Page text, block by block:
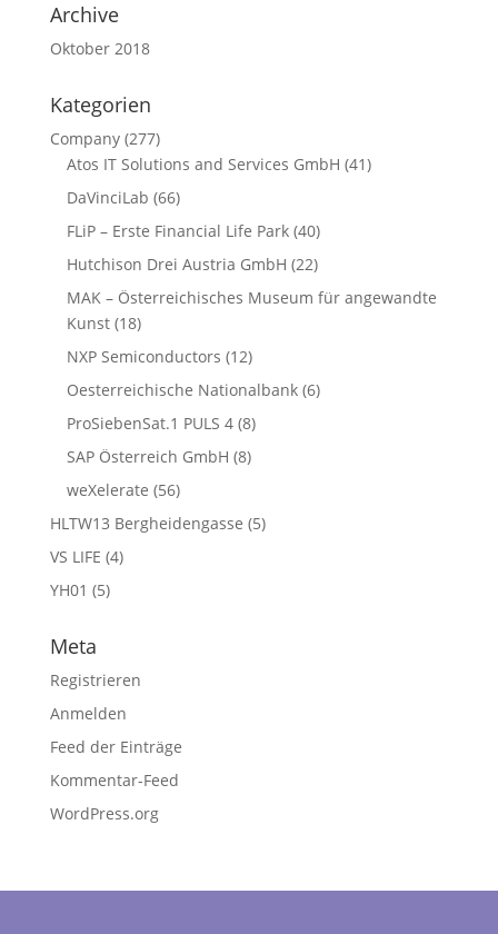
Archive
Oktober 2018
Kategorien
Company(277)
Atos IT Solutions and Services GmbH (41)
DaVinciLab (66)
FLiP – Erste Financial Life Park(40)
Hutchison Drei Austria GmbH (22)
MAK – Österreichisches Museum für angewandte
Kunst(18)
NXP Semiconductors (12)
Oesterreichische Nationalbank(6)
ProSiebenSat.1 PULS 4(8)
SAP Österreich GmbH (8)
weXelerate (56)
HLTW13 Bergheidengasse (5)
VS LIFE (4)
YH01 (5)
Meta
Registrieren
Anmelden
Feed der Einträge
Kommentar-Feed
WordPress.org